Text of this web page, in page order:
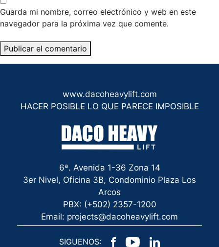
Guarda mi nombre, correo electrónico y web en este
navegador para la próxima vez que comente.
www.dacoheavylift.com
HACER POSIBLE LO QUE PARECE IMPOSIBLE
6ª. Avenida 1-36 Zona 14
3er Nivel, Oficina 3B, Condominio Plaza Los
Arcos
PBX: (+502) 2357-1200
Email: projects@dacoheavylift.com
SIGUENOS: